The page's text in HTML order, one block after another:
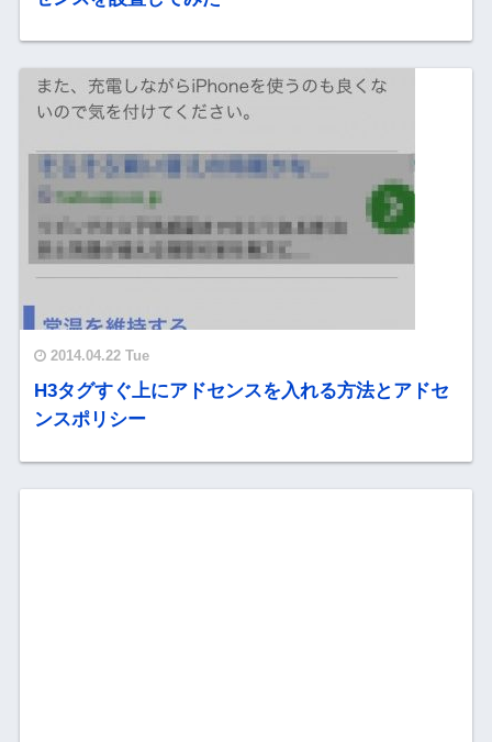
2014.04.22 Tue
H3タグすぐ上にアドセンスを入れる方法とアドセ
ンスポリシー